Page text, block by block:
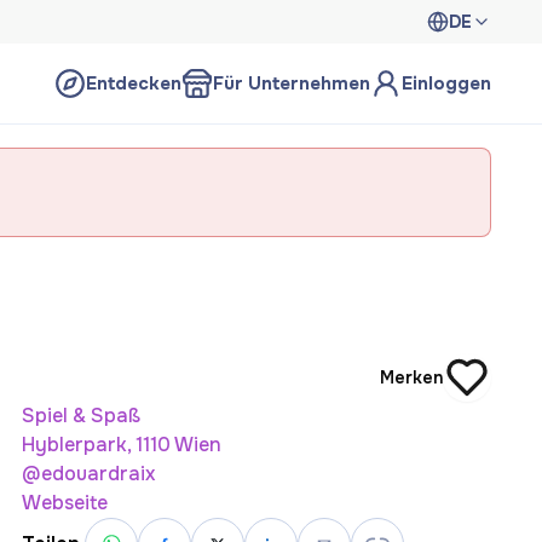
DE
Entdecken Für Unternehmen Einloggen
Merken
Spiel & Spaß
Hyblerpark, 1110 Wien
@edouardraix
Webseite